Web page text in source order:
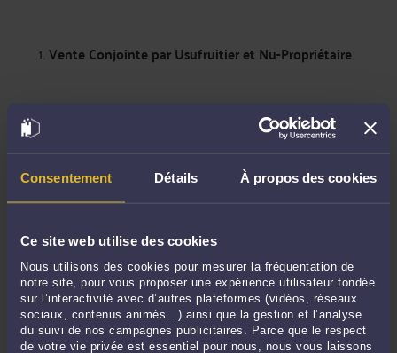
Consentement Détails À propos des cookies
Ce site web utilise des cookies
Nous utilisons des cookies pour mesurer la fréquentation de
notre site, pour vous proposer une expérience utilisateur fondée
sur l’interactivité avec d’autres plateformes (vidéos, réseaux
sociaux, contenus animés…) ainsi que la gestion et l’analyse
du suivi de nos campagnes publicitaires. Parce que le respect
de votre vie privée est essentiel pour nous, nous vous laissons
Vente Conjointe par Usufruitier et Nu-Propriétaire
Lorsque l’usufruitier et le nu-propriétaire s’entendent, ils
peuvent procéder à une vente conjointe de leurs droits
respectifs. Cette vente transfère la pleine propriété à
l’acquéreur. Le prix de vente est alors réparti entre les parties
en fonction de la valeur respective de leurs droits.
La répartition est effectuée selon les tables de valorisation
définies à l’article 669 du Code général des impôts (CGI), qui
tiennent compte de l’âge de l’usufruitier.
En cas de vente simultanée de l'usufruit et de la nue-